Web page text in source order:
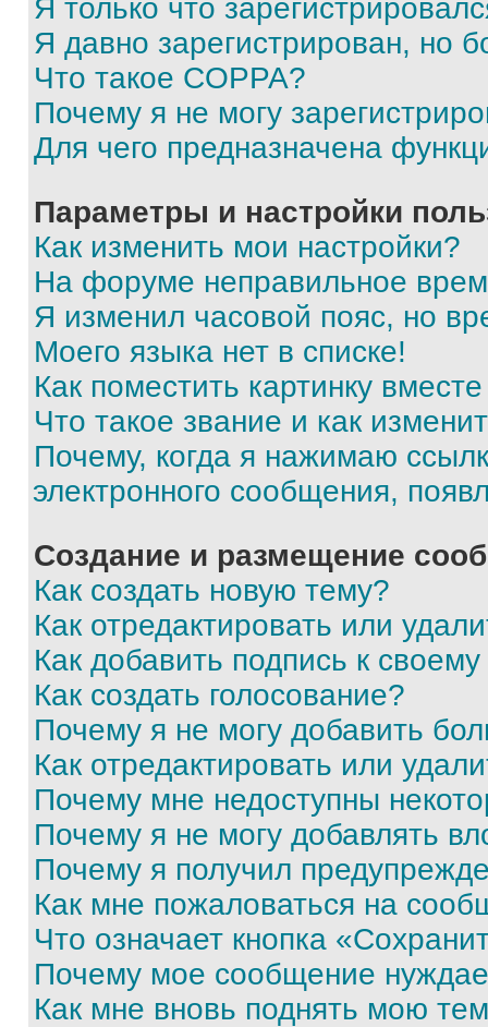
Я только что
Я давно зарегистрирован, но
Что такое COPPA?
Почему я не могу
Для чего предназначена
Параметры и настройки
Как изменить мои настройки?
На форуме неправильное
Я изменил часовой пояс, но
Моего языка нет в списке!
Как поместить картинку
Что такое звание и как
Почему, когда я нажимаю
электронного сообщения,
Создание и размещение
Как создать новую тему?
Как отредактировать или
Как добавить подпись к
Как создать голосование?
Почему я не могу добавить
Как отредактировать или
Почему мне недоступны
Почему я не могу добавлять
Почему я получил
Как мне пожаловаться на
Что означает кнопка
Почему мое сообщение
Как мне вновь поднять мою